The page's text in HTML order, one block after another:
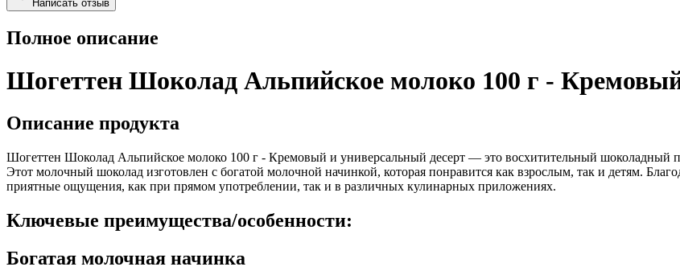
Написать отзыв
Полное описание
Шогеттен Шоколад Альпийское молоко 100 г -
Описание продукта
Шогеттен Шоколад Альпийское молоко 100 г - Кремовый и универсальный десерт — это восхитительный шоколадный
Этот молочный шоколад изготовлен с богатой молочной начинкой, которая понравится как взрослым, так и детям.
приятные ощущения, как при прямом употреблении, так и в различных кулинарных приложениях.
Ключевые преимущества/особенности:
Богатая молочная начинка